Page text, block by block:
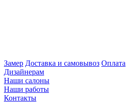
Замер Доставка и самовывоз Оплата
Дизайнерам
Наши салоны
Наши работы
Контакты